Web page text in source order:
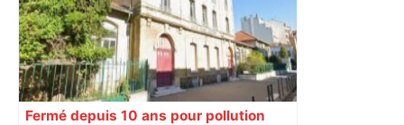
Fermé depuis 10 ans pour pollution